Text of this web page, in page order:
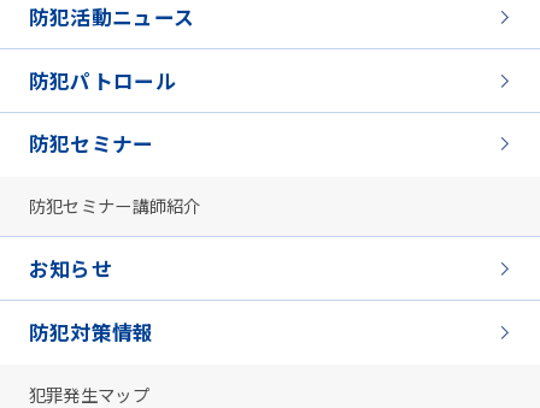
防犯活動ニュース
防犯パトロール
防犯セミナー
防犯セミナー講師紹介
お知らせ
防犯対策情報
犯罪発生マップ